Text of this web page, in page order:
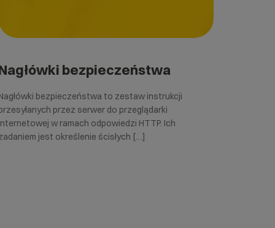
bezpieczeństwa
bezpieczeństwa to zestaw instrukcji
przez serwer do przeglądarki
w ramach odpowiedzi HTTP. Ich
jest określenie ścisłych […]